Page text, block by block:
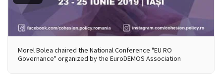
Morel Bolea chaired the National Conference "EU RO
Governance" organized by the EuroDEMOS Association